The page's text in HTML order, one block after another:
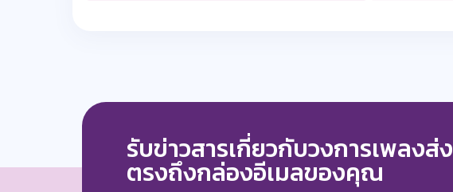
รับข่าวสารเกี่ยวกับวงการเพลงส่ง
ตรงถึงกล่องอีเมลของคุณ